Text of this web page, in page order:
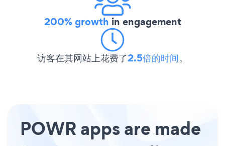
200% growth in engagement
访客在其网站上花费了2.5倍的时间。
POWR apps are made